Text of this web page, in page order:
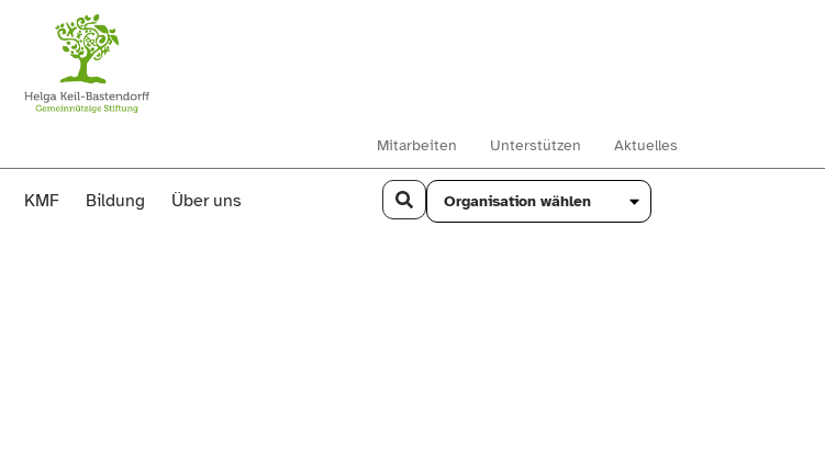
Mitarbeiten Unterstützen Aktuelles
KMF Bildung Über uns